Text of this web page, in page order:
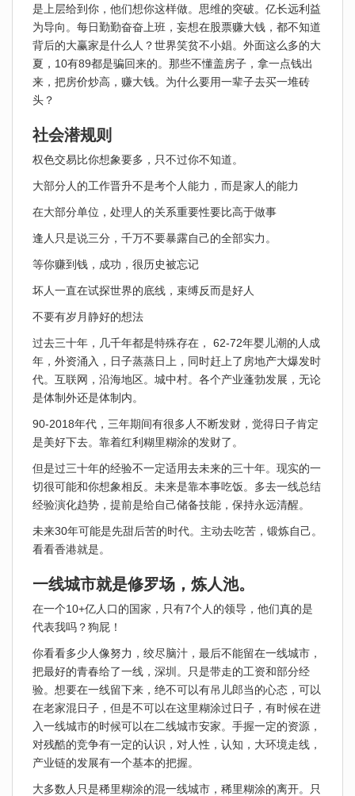
是上层给到你，他们想你这样做。思维的突破。亿长远利益
为导向。每日勤勤奋奋上班，妄想在股票赚大钱，都不知道
背后的大赢家是什么人？世界笑贫不小娼。外面这么多的大
夏，10有89都是骗回来的。那些不懂盖房子，拿一点钱出
来，把房价炒高，赚大钱。为什么要用一辈子去买一堆砖
头？
社会潜规则
权色交易比你想象要多，只不过你不知道。
大部分人的工作晋升不是考个人能力，而是家人的能力
在大部分单位，处理人的关系重要性要比高于做事
逢人只是说三分，千万不要暴露自己的全部实力。
等你赚到钱，成功，很历史被忘记
坏人一直在试探世界的底线，束缚反而是好人
不要有岁月静好的想法
过去三十年，几千年都是特殊存在， 62-72年婴儿潮的人成
年，外资涌入，日子蒸蒸日上，同时赶上了房地产大爆发时
代。互联网，沿海地区。城中村。各个产业蓬勃发展，无论
是体制外还是体制内。
90-2018年代，三年期间有很多人不断发财，觉得日子肯定
是美好下去。靠着红利糊里糊涂的发财了。
但是过三十年的经验不一定适用去未来的三十年。现实的一
切很可能和你想象相反。未来是靠本事吃饭。多去一线总结
经验演化趋势，提前是给自己储备技能，保持永远清醒。
未来30年可能是先甜后苦的时代。主动去吃苦，锻炼自己。
看看香港就是。
一线城市就是修罗场，炼人池。
在一个10+亿人口的国家，只有7个人的领导，他们真的是
代表我吗？狗屁！
你看看多少人像努力，绞尽脑汁，最后不能留在一线城市，
把最好的青春给了一线，深圳。只是带走的工资和部分经
验。想要在一线留下来，绝不可以有吊儿郎当的心态，可以
在老家混日子，但是不可以在这里糊涂过日子，有时候在进
入一线城市的时候可以在二线城市安家。手握一定的资源，
对残酷的竞争有一定的认识，对人性，认知，大环境走线，
产业链的发展有一个基本的把握。
大多数人只是稀里糊涂的混一线城市，稀里糊涂的离开。只